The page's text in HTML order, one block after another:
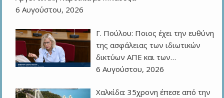
6 Αυγούστου, 2026
Γ. Πούλου: Ποιος έχει την ευθύνη
της ασφάλειας των ιδιωτικών
δικτύων ΑΠΕ και των…
6 Αυγούστου, 2026
Χαλκίδα: 35χρονη έπεσε από την